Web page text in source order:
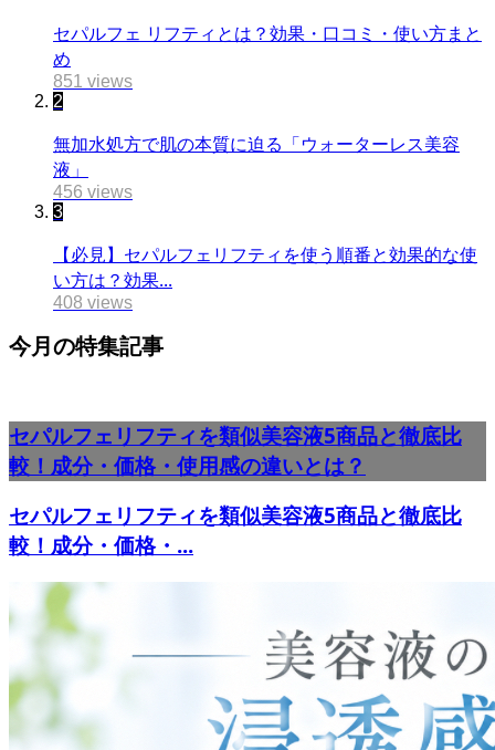
セパルフェ リフティとは？効果・口コミ・使い方まと
め
851 views
2
無加水処方で肌の本質に迫る「ウォーターレス美容
液」
456 views
3
【必見】セパルフェリフティを使う順番と効果的な使
い方は？効果...
408 views
今月の特集記事
セパルフェリフティを類似美容液5商品と徹底比
較！成分・価格・使用感の違いとは？
セパルフェリフティを類似美容液5商品と徹底比
較！成分・価格・...